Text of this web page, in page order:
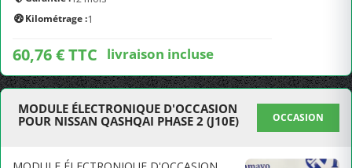
Kilométrage :1
60,76 € TTC livraison incluse
MODULE ÉLECTRONIQUE D'OCCASION
POUR NISSAN QASHQAI PHASE 2 (J10E)
OCCASION